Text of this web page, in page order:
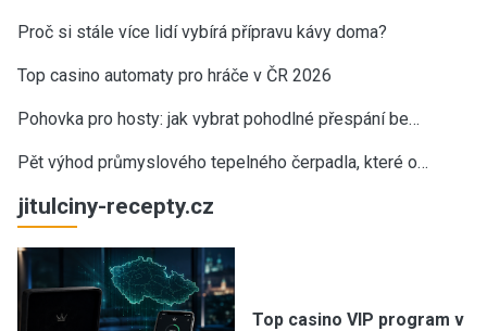
Proč si stále více lidí vybírá přípravu kávy doma?
Top casino automaty pro hráče v ČR 2026
Pohovka pro hosty: jak vybrat pohodlné přespání be…
Pět výhod průmyslového tepelného čerpadla, které o…
jitulciny-recepty.cz
Top casino VIP program v